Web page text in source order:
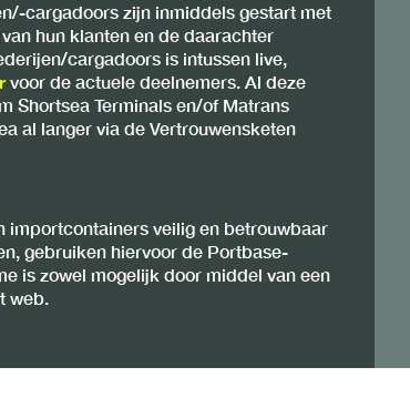
cargadoors zijn inmiddels gestart met
hun klanten en de daarachter
cargadoors is intussen live,
voor de actuele deelnemers. Al deze
Shortsea Terminals en/of Matrans
al langer via de Vertrouwensketen
veilig en betrouwbaar
gebruiken hiervoor de Portbase-
is zowel mogelijk door middel van een
web.